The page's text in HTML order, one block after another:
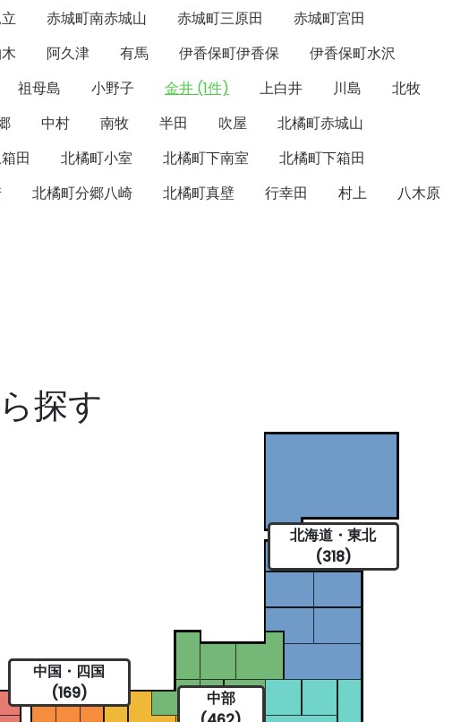
赤城町南赤城山 赤城町三原田
赤城町宮田
阿久津 有馬 伊香保町伊香保
伊香保町水沢
祖母島 小野子 金井 (1件) 上白井 川島
北牧
中村 南牧 半田 吹屋
北橘町赤城山
田 北橘町小室 北橘町下南室
北橘町下箱田
北橘町分郷八崎 北橘町真壁 行幸田 村上
八木原
探す
北海道・東北
(318)
中部
中国・四国
(169)